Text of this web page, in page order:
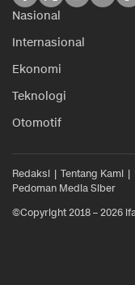
Nasional
Internasional
Ekonomi
Teknologi
Otomotif
Redaksi Tentang Kami
Pedoman Media Siber
©Copyright 2018 – 2026